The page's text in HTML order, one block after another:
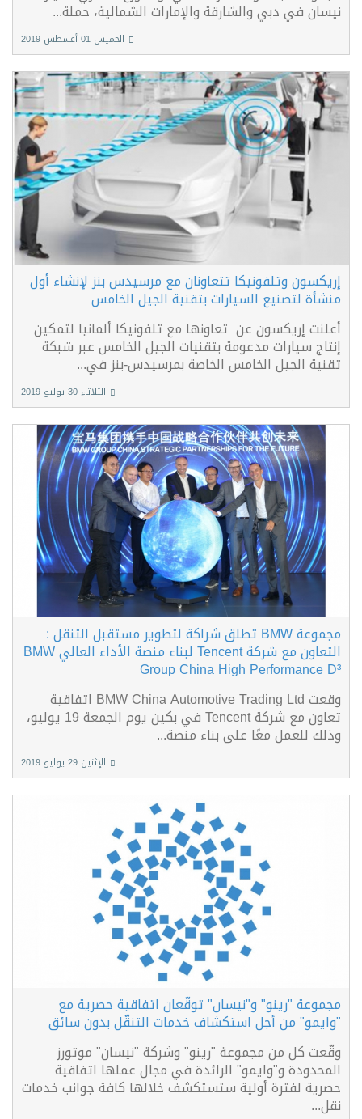
نيسان في دبي والشارقة والإمارات الشمالية، حملة...
الخميس 01 أغسطس 2019
إريكسون وتلفونيكا تتعاونان مع مرسيدس بنز لإنشاء أول
منشأة لتصنيع السيارات بتقنية الجيل الخامس
أعلنت إريكسون عن تعاونها مع تلفونيكا ألمانيا لتمكين
إنتاج سيارات مدعومة بتقنيات الجيل الخامس عبر شبكة
تقنية الجيل الخامس الخاصة بمرسيدس-بنز في...
الثلاثاء 30 يوليو 2019
مجموعة BMW تطلق شراكة لتطوير مستقبل التنقل :
التعاون مع شركة Tencent لبناء منصة الأداء العالي BMW
Group China High Performance D³
وقعت BMW China Automotive Trading Ltd اتفاقية
تعاون مع شركة Tencent في بكين يوم الجمعة 19 يوليو،
وذلك للعمل معًا على بناء منصة...
الإثنين 29 يوليو 2019
مجموعة "رينو" و"نيسان" توقّعان اتفاقية حصرية مع
"وايمو" من أجل استكشاف خدمات التنقّل بدون سائق
وقّعت كل من مجموعة "رينو" وشركة "نيسان" موتورز
المحدودة و"وايمو" الرائدة في مجال عملها اتفاقية
حصرية لفترة أولية ستستكشف خلالها كافة جوانب خدمات
نقل...